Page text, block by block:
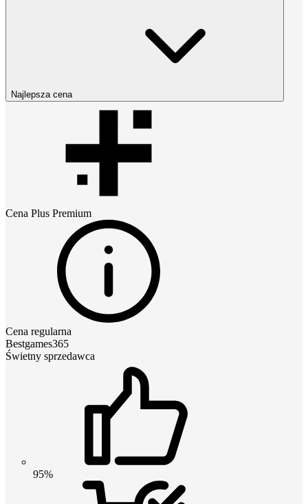
Najlepsza cena
Cena Plus Premium
Cena regularna
Bestgames365
Świetny sprzedawca
95%